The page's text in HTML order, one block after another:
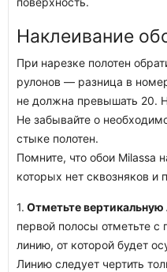
Наклеивание
При нарезке полотен
рулонов — разница в
не должна превышать 20.
Не забывайте о
стыке полотен.
Помните, что обои Milassa
которых нет сквозняков и
1. Отметьте
первой полосы отметьте
линию, от которой будет
Линию следует чертить